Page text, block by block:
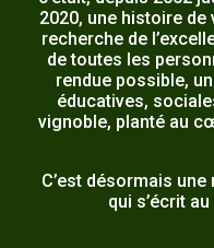
2020, une histoire
recherche de
de toutes les
rendue possible,
éducatives,
vignoble, planté au
C’est désormais
qui s’écrit